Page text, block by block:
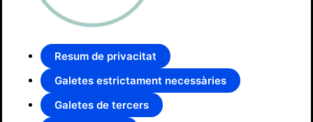
Resum de privacitat
Galetes estrictament necessàries
Galetes de tercers